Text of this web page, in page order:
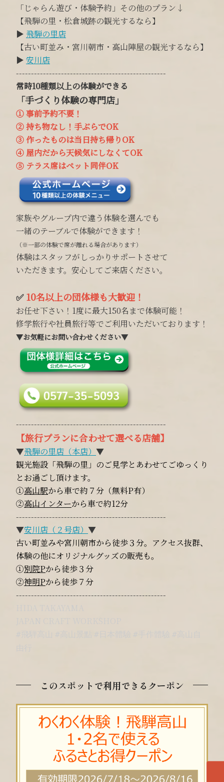
「じゃらん遊び・体験予約」その他のプラン↓
【飛騨の里・松倉城跡の観光するなら】
▶︎ 飛騨の里店
【古い町並み・宮川朝市・高山陣屋の観光するなら】
▶︎ 安川店
--------------------------------------------------
常時10種類以上の体験ができる
「手づくり体験の専門店」
① 事前予約不要！
② 持ち物なし！手ぶらでOK
③作ったものは当日持ち帰りOK
④ 屋内だから天候気にしなくてOK
⑤ テラス席はペット同伴OK
家族やグループ内で違う体験を選んでも
一緒のテーブルで体験ができます！
（※一部の体験で席が離れる場合があります）
体験はスタッフがしっかりサポートさせて
いただきます。安心してご来店ください。
✅10名以上の団体様も大歓迎！
お任せ下さい！1度に最大150名まで体験可能！
修学旅行や社員旅行等でご利用いただいております！
▼お気軽にお問い合わせください▼
--------------------------------------------------
【旅行プランに合わせて選べる店舗】
▼飛騨の里店（本店） ▼
観光施設「飛騨の里」のご見学とあわせてごゆっくり
とお過ごし頂けます。
①高山駅から車で約７分（無料P有）
②高山インターから車で約12分
--------------------------------------------------
▼安川店（２号店） ▼
古い町並みや宮川朝市から徒歩３分。アクセス抜群、
体験の他にオリジナルグッズの販売も。
①別院Pから徒歩３分
②神明Pから徒歩７分
--------------------------------------------------
このスポットで利用できるクーポン